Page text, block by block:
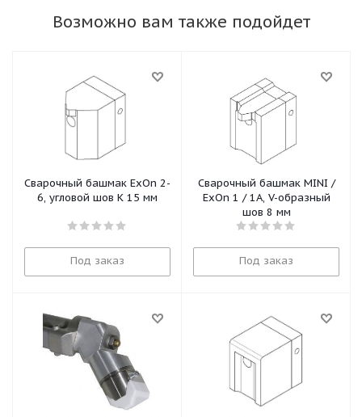
Возможно вам также подойдет
Сварочный башмак ExOn 2-
6, угловой шов К 15 мм
Под заказ
Сварочный башмак MINI /
ExOn 1 / 1A, V-образный
шов 8 мм
Под заказ